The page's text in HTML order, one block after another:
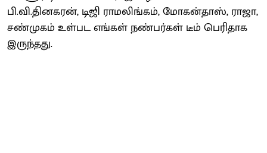
பி.வி.தினகரன், டிஜி ராமலிங்கம், மோகன்தாஸ், ராஜா,
சண்முகம் உள்பட எங்கள் நண்பர்கள் டீம் பெரிதாக
இருந்தது.